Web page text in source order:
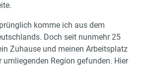
komme ich aus dem
Doch seit nunmehr 25
Zuhause und meinen Arbeitsplatz
umliegenden Region gefunden. Hier